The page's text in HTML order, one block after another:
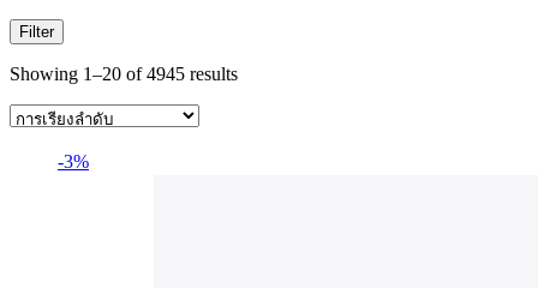
Filter
Showing 1–20 of 4945 results
-3%